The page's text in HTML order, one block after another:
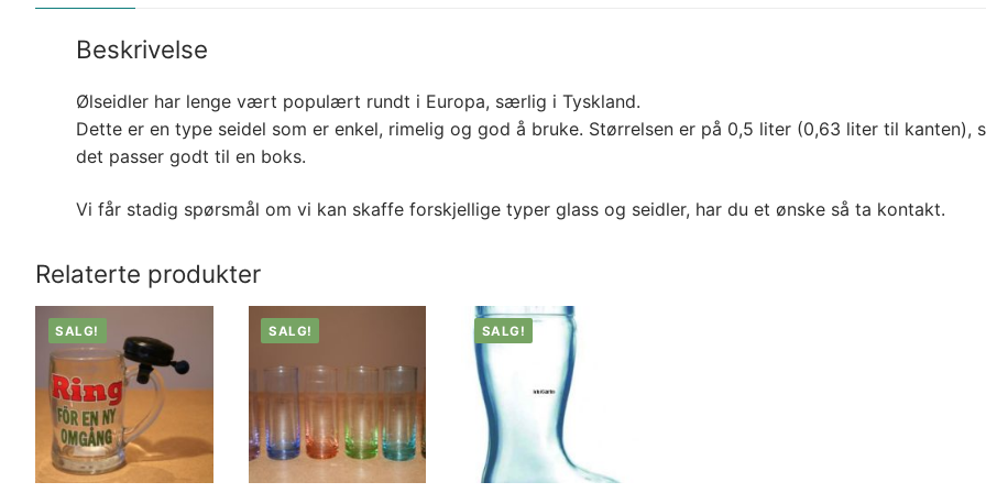
Beskrivelse
Ølseidler har lenge vært populært rundt i Europa, særlig i Tyskland.
Dette er en type seidel som er enkel, rimelig og god å bruke. Størrelsen er på 0,5 liter (0,63 liter til kanten),
det passer godt til en boks.
Vi får stadig spørsmål om vi kan skaffe forskjellige typer glass og seidler, har du et ønske så ta kontakt.
Relaterte produkter
SALG! SALG! SALG!